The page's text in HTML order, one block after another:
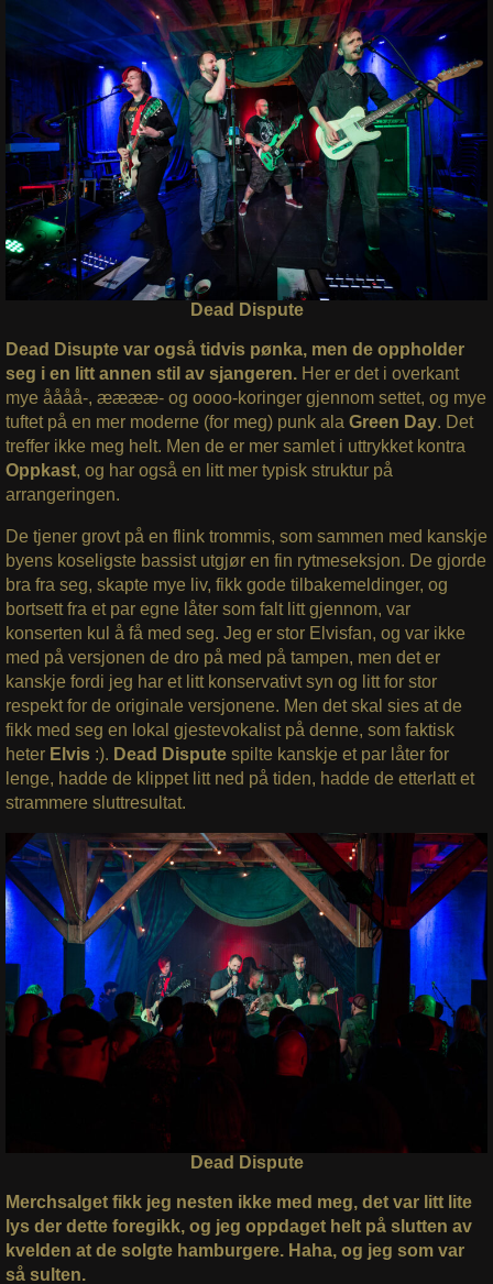
Dead Dispute
Dead Disupte var også tidvis pønka, men de oppholder
seg i en litt annen stil av sjangeren.Her er det i overkant
mye åååå-, ææææ- og oooo-koringer gjennom settet, og mye
tuftet på en mer moderne (for meg) punk ala Green Day. Det
treffer ikke meg helt. Men de er mer samlet i uttrykket kontra
Oppkast, og har også en litt mer typisk struktur på
arrangeringen.
De tjener grovt på en flink trommis, som sammen med kanskje
byens koseligste bassist utgjør en fin rytmeseksjon. De gjorde
bra fra seg, skapte mye liv, fikk gode tilbakemeldinger, og
bortsett fra et par egne låter som falt litt gjennom, var
konserten kul å få med seg. Jeg er stor Elvisfan, og var ikke
med på versjonen de dro på med på tampen, men det er
kanskje fordi jeg har et litt konservativt syn og litt for stor
respekt for de originale versjonene. Men det skal sies at de
fikk med seg en lokal gjestevokalist på denne, som faktisk
heter Elvis :). Dead Disputespilte kanskje et par låter for
lenge, hadde de klippet litt ned på tiden, hadde de etterlatt et
strammere sluttresultat.
Dead Dispute
Merchsalget fikk jeg nesten ikke med meg, det var litt lite
lys der dette foregikk, og jeg oppdaget helt på slutten av
kvelden at de solgte hamburgere. Haha, og jeg som var
så sulten.